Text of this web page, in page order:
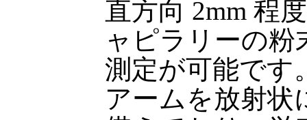
直方向 2mm 程
ャピラリーの粉
測定が可能です
アームを放射状